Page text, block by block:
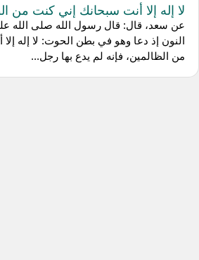
لا إله إلا أنت سبحانك إني كنت من
عن سعد، قال: قال رسول الله صلى الله
النون إذ دعا وهو في بطن الحوت: لا إله
من الظالمين، فإنه لم يدع بها رجل...